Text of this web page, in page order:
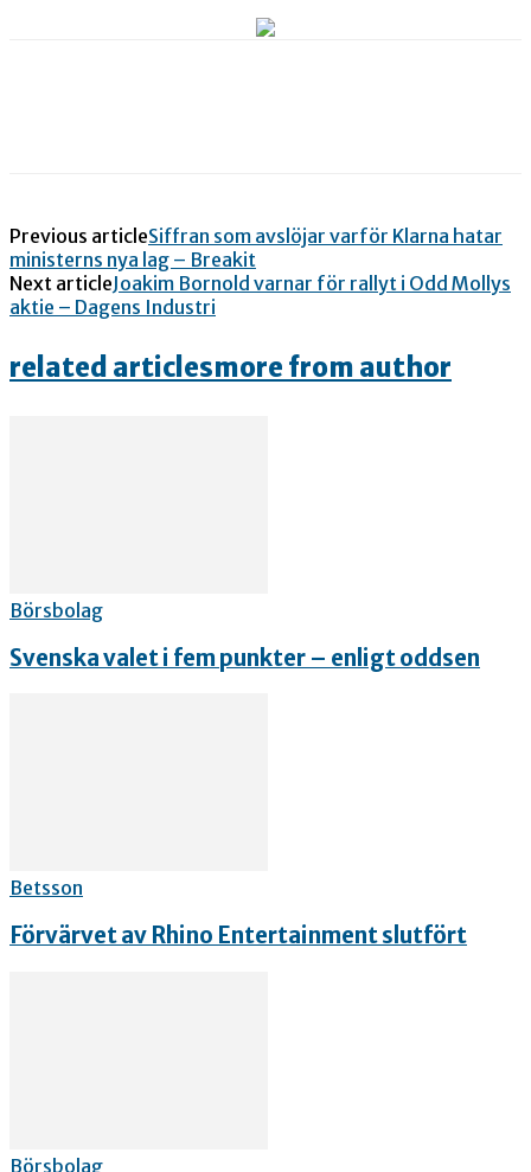
Previous articleSiffran som avslöjar varför Klarna hatar
ministerns nya lag – Breakit
Next articleJoakim Bornold varnar för rallyt i Odd Mollys
aktie – Dagens Industri
related articlesmore from author
Börsbolag
Svenska valet i fem punkter – enligt oddsen
Betsson
Förvärvet av Rhino Entertainment slutfört
Börsbolag